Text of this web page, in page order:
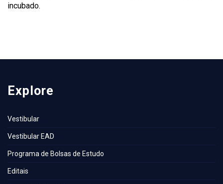
incubado.
Explore
Vestibular
Vestibular EAD
Programa de Bolsas de Estudo
Editais